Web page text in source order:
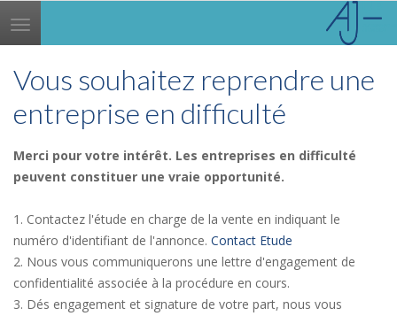
Toggle
navigation
Vous souhaitez reprendre une
entreprise en difficulté
Merci pour votre intérêt. Les entreprises en difficulté
peuvent constituer une vraie opportunité.
1. Contactez l'étude en charge de la vente en indiquant le
numéro d'identifiant de l'annonce. Contact Etude
2. Nous vous communiquerons une lettre d'engagement de
confidentialité associée à la procédure en cours.
3. Dés engagement et signature de votre part, nous vous